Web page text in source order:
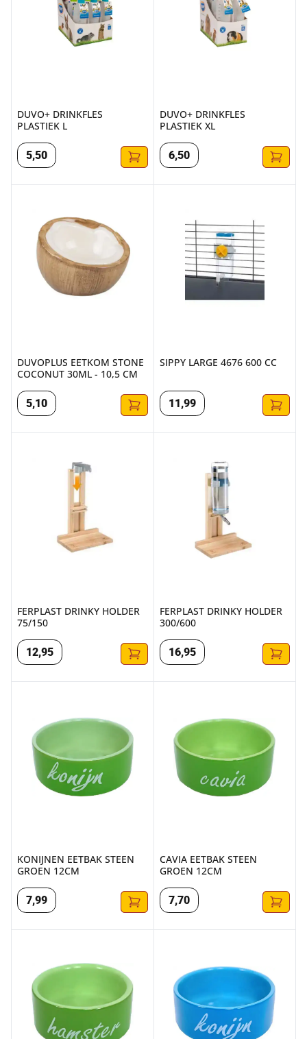
DUVO+ DRINKFLES
PLASTIEK L
5,50
DUVO+ DRINKFLES
PLASTIEK XL
6,50
DUVOPLUS EETKOM STONE
COCONUT 30ML - 10,5 CM
5,10
SIPPY LARGE 4676 600 CC
11 ,99
FERPLAST DRINKY HOLDER
75/150
12,95
FERPLAST DRINKY HOLDER
300/600
16,95
KONIJNEN EETBAK STEEN
GROEN 12CM
7,99
CAVIA EETBAK STEEN
GROEN 12CM
7,70